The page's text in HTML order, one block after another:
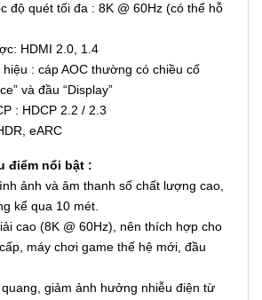
độ quét tối đa : 8K @ 60Hz (có thể hỗ
HDMI 2.0, 1.4
: cáp AOC thường có chiều cố
và đầu “Display”
: HDCP 2.2 / 2.3
eARC
điểm nổi bật :
ảnh và âm thanh số chất lượng cao,
kể qua 10 mét.
cao (8K @ 60Hz), nên thích hợp cho
máy chơi game thế hệ mới, đầu
giảm ảnh hưởng nhiễu điện từ